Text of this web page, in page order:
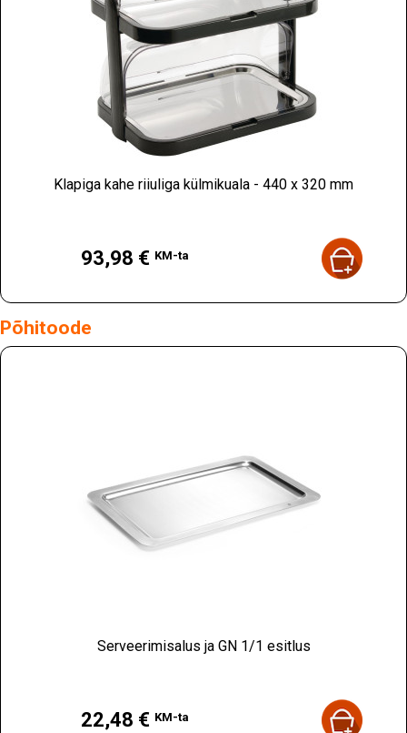
Klapiga kahe riiuliga külmikuala - 440 x 320 mm
93,98 € KM-ta
Põhitoode
Serveerimisalus ja GN 1/1 esitlus
22,48 € KM-ta